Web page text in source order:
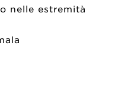
nelle estremità